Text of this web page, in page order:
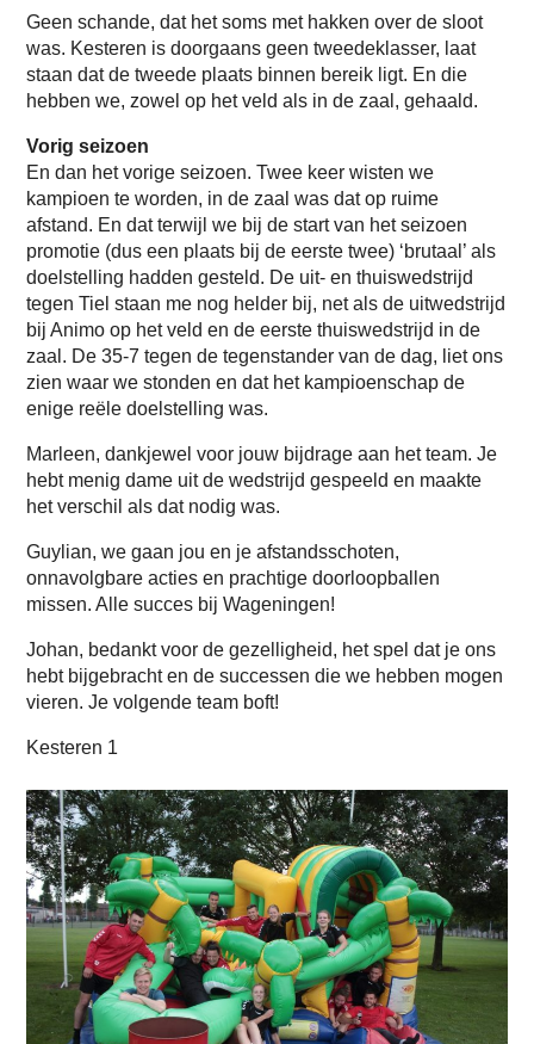
Geen schande, dat het soms met hakken over de sloot
was. Kesteren is doorgaans geen tweedeklasser, laat
staan dat de tweede plaats binnen bereik ligt. En die
hebben we, zowel op het veld als in de zaal, gehaald.
Vorig seizoen
En dan het vorige seizoen. Twee keer wisten we
kampioen te worden, in de zaal was dat op ruime
afstand. En dat terwijl we bij de start van het seizoen
promotie (dus een plaats bij de eerste twee) ‘brutaal’ als
doelstelling hadden gesteld. De uit- en thuiswedstrijd
tegen Tiel staan me nog helder bij, net als de uitwedstrijd
bij Animo op het veld en de eerste thuiswedstrijd in de
zaal. De 35-7 tegen de tegenstander van de dag, liet ons
zien waar we stonden en dat het kampioenschap de
enige reële doelstelling was.
Marleen, dankjewel voor jouw bijdrage aan het team. Je
hebt menig dame uit de wedstrijd gespeeld en maakte
het verschil als dat nodig was.
Guylian, we gaan jou en je afstandsschoten,
onnavolgbare acties en prachtige doorloopballen
missen. Alle succes bij Wageningen!
Johan, bedankt voor de gezelligheid, het spel dat je ons
hebt bijgebracht en de successen die we hebben mogen
vieren. Je volgende team boft!
Kesteren 1